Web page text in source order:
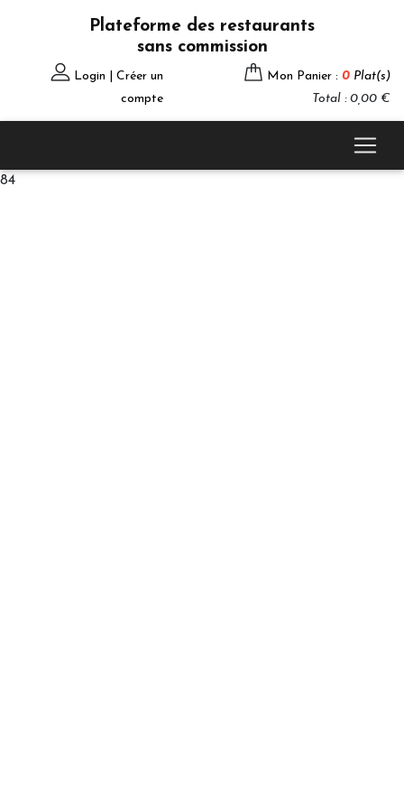
Plateforme des restaurants
sans commission
Login | Créer un
compte
Mon Panier : 0 Plat(s)
Total : 0,00 €
84